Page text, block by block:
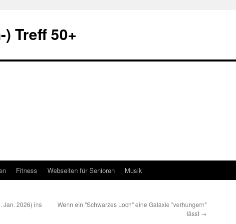
Treff 50+
Fitness Webseiten für Senioren Musik
Jan. 2026) ins
Wenn ein "Schwarzes Loch" eine Galaxie "verhungern"
lässt →